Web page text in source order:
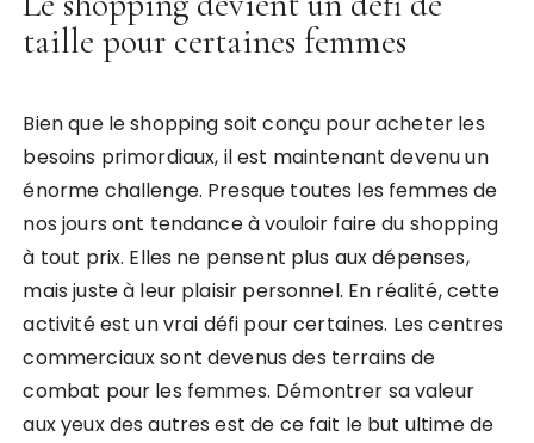
taille pour certaines femmes
Bien que le shopping soit conçu pour acheter les
besoins primordiaux, il est maintenant devenu un
énorme challenge. Presque toutes les femmes de
nos jours ont tendance à vouloir faire du shopping
à tout prix. Elles ne pensent plus aux dépenses,
mais juste à leur plaisir personnel. En réalité, cette
activité est un vrai défi pour certaines. Les centres
commerciaux sont devenus des terrains de
combat pour les femmes. Démontrer sa valeur
aux yeux des autres est de ce fait le but ultime de